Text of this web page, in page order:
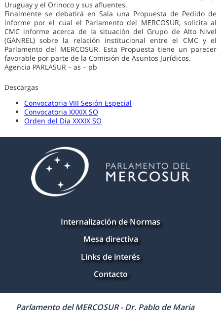
Uruguay y el Orinoco y sus afluentes.
Finalmente se debatirá en Sala una Propuesta de Pedido de
informe por el cual el Parlamento del MERCOSUR, solicita al
CMC informe acerca de la situación del Grupo de Alto Nivel
(GANREL) sobre la relación institucional entre el CMC y el
Parlamento del MERCOSUR. Esta Propuesta tiene un parecer
favorable por parte de la Comisión de Asuntos Jurídicos.
Agencia PARLASUR – as – pb
Descargas
Convocatoria VIII Sesión Especial
Convocatoria XXXIX SO
Orden del Dia XXXIX SO
Internalización de Normas
Mesa directiva
Links de interés
Contacto
Parlamento del MERCOSUR - Dr. Pablo de Maria